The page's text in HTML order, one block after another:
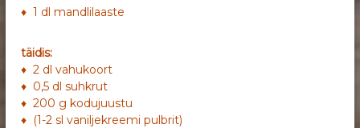
♦ 1 dl mandlilaaste
täidis:
♦ 2 dl vahukoort
♦ 0,5 dl suhkrut
♦ 200 g kodujuustu
♦ (1-2 sl vaniljekreemi pulbrit)